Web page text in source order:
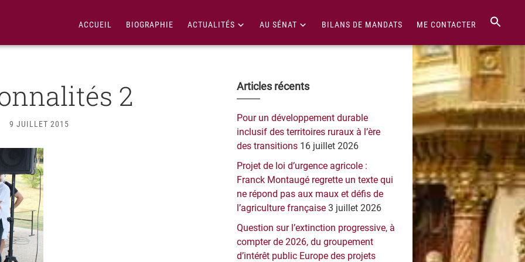
ACCUEIL BIOGRAPHIE ACTUALITÉS AU SÉNAT BILANS DE MANDATS ME CONTACTER
2
9 JUILLET 2015
Barre
latérale
principale
Articles récents
Pour un développement durable
inclusif des territoires ruraux à l’ère
des transitions 16 juillet 2026
Projet de loi d’urgence agricole :
Franck Montaugé regrette un texte qui
ne répond pas aux maux et défis de
l’agriculture française 3 juillet 2026
Question sur l’extinction progressive, à
compter de 2026, du groupement
d’intérêt public Europe des projets